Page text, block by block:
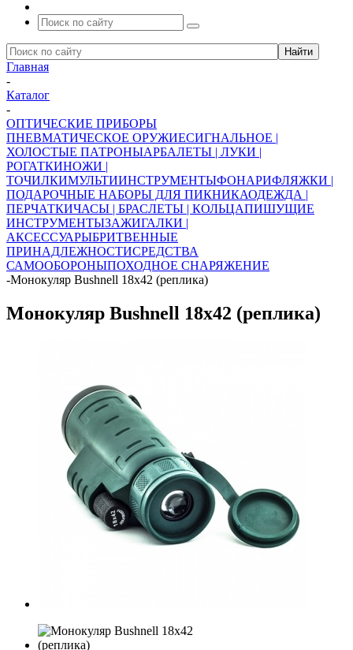
Главная
-
Каталог
-
ОПТИЧЕСКИЕ ПРИБОРЫ
ПНЕВМАТИЧЕСКОЕ ОРУЖИЕСИГНАЛЬНОЕ |
ХОЛОСТЫЕ ПАТРОНЫАРБАЛЕТЫ | ЛУКИ |
РОГАТКИНОЖИ |
ТОЧИЛКИМУЛЬТИИНСТРУМЕНТЫФОНАРИФЛЯЖКИ |
ПОДАРОЧНЫЕ НАБОРЫ ДЛЯ ПИКНИКАОДЕЖДА |
ПЕРЧАТКИЧАСЫ | БРАСЛЕТЫ | КОЛЬЦАПИШУЩИЕ
ИНСТРУМЕНТЫЗАЖИГАЛКИ |
АКСЕССУАРЫБРИТВЕННЫЕ
ПРИНАДЛЕЖНОСТИСРЕДСТВА
САМООБОРОНЫПОХОДНОЕ СНАРЯЖЕНИЕ
-Монокуляр Bushnell 18х42 (реплика)
Монокуляр Bushnell 18х42 (реплика)